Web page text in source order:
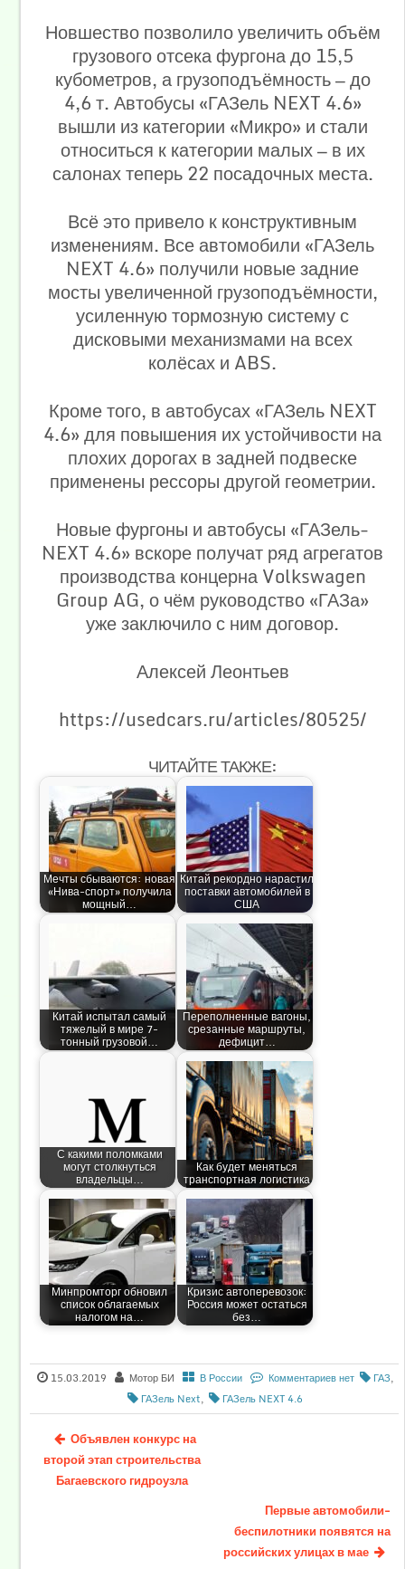
Новшество позволило увеличить объём
грузового отсека фургона до 15,5
кубометров, а грузоподъёмность — до
4,6 т. Автобусы «ГАЗель NEXT 4.6»
вышли из категории «Микро» и стали
относиться к категории малых — в их
салонах теперь 22 посадочных места.
Всё это привело к конструктивным
изменениям. Все автомобили «ГАЗель
NEXT 4.6» получили новые задние
мосты увеличенной грузоподъёмности,
усиленную тормозную систему с
дисковыми механизмами на всех
колёсах и ABS.
Кроме того, в автобусах «ГАЗель NEXT
4.6» для повышения их устойчивости на
плохих дорогах в задней подвеске
применены рессоры другой геометрии.
Новые фургоны и автобусы «ГАЗель-
NEXT 4.6» вскоре получат ряд агрегатов
производства концерна Volkswagen
Group AG, о чём руководство «ГАЗа»
уже заключило с ним договор.
Алексей Леонтьев
https://usedcars.ru/articles/80525/
ЧИТАЙТЕ ТАКЖЕ:
Мечты сбываются: новая
«Нива-спорт» получила
мощный…
Китай рекордно нарастил
поставки автомобилей в
США
Китай испытал самый
тяжелый в мире 7-
тонный грузовой…
Переполненные вагоны,
срезанные маршруты,
дефицит…
С какими поломками
могут столкнуться
владельцы…
Как будет меняться
транспортная логистика
Минпромторг обновил
список облагаемых
налогом на…
Кризис автоперевозок:
Россия может остаться
без…
15.03.2019 Мотор БИ В России Комментариев нет ГАЗ,
ГАЗель Next, ГАЗель NEXT 4.6
Объявлен конкурс на
второй этап строительства
Багаевского гидроузла
Первые автомобили-
беспилотники появятся на
российских улицах в мае